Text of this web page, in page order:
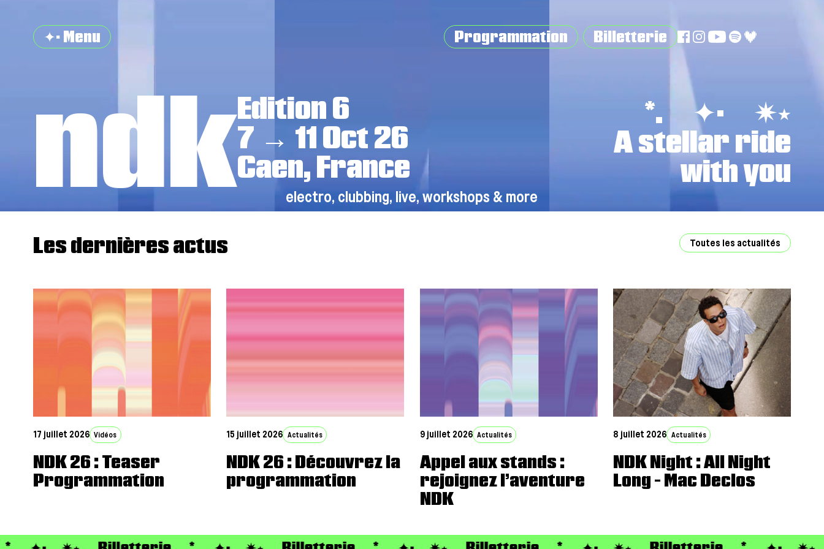
✦· Menu Programmation Billetterie
ndkEdition 6
7 → 11 Oct 26
Caen, France
*. ✦· ✷⭑
A stellar ride
with you
electro, clubbing, live, workshops & more
Les dernières actus Toutes les actualités
17 juillet 2026 Vidéos
NDK 26 : Teaser
Programmation
15 juillet 2026 Actualités
NDK 26 : Découvrez la
programmation
9 juillet 2026 Actualités
Appel aux stands :
rejoignez l’aventure
NDK
8 juillet 2026 Actualités
NDK Night : All Night
Long – Mac Declos